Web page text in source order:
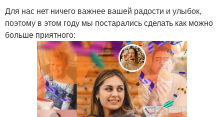
Для нас нет ничего важнее вашей радости и улыбок,
поэтому в этом году мы постарались сделать как можно
больше приятного: